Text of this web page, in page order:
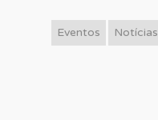
Eventos Notícias